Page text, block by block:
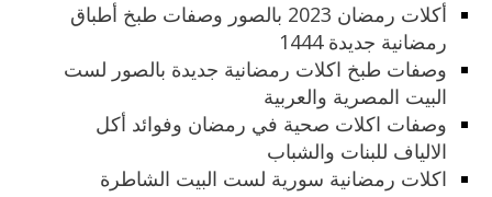
أكلات رمضان 2023 بالصور وصفات طبخ أطباق
رمضانية جديدة 1444
وصفات طبخ اكلات رمضانية جديدة بالصور لست
البيت المصرية والعربية
وصفات اكلات صحية في رمضان وفوائد أكل
الالياف للبنات والشباب
اكلات رمضانية سورية لست البيت الشاطرة